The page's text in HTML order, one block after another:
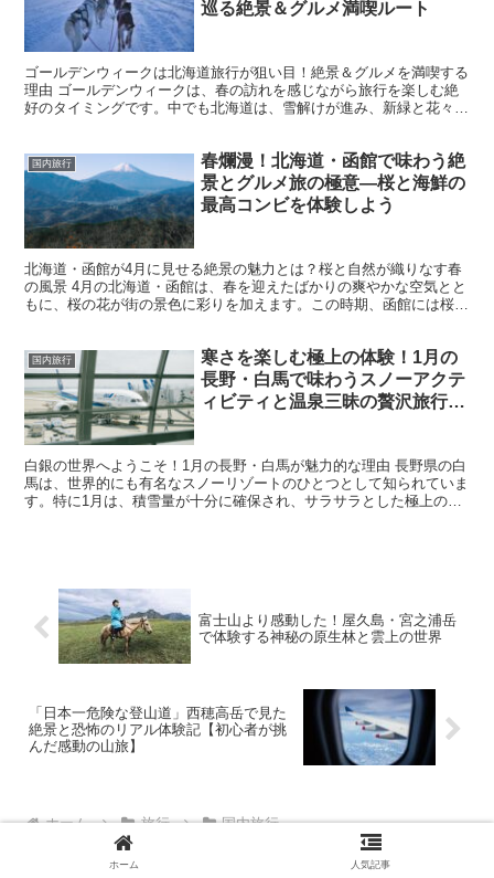
巡る絶景＆グルメ満喫ルート
ゴールデンウィークは北海道旅行が狙い目！絶景＆グルメを満喫する
理由 ゴールデンウィークは、春の訪れを感じながら旅行を楽しむ絶
好のタイミングです。中でも北海道は、雪解けが進み、新緑と花々が
国内旅行
春爛漫！北海道・函館で味わう絶
景とグルメ旅の極意—桜と海鮮の
最高コンビを体験しよう
北海道・函館が4月に見せる絶景の魅力とは？桜と自然が織りなす春
の風景 4月の北海道・函館は、春を迎えたばかりの爽やかな空気とと
もに、桜の花が街の景色に彩りを加えます。この時期、函館には桜だ
国内旅行
寒さを楽しむ極上の体験！1月の
長野・白馬で味わうスノーアクテ
ィビティと温泉三昧の贅沢旅行プ
白銀の世界へようこそ！1月の長野・白馬が魅力的な理由 長野県の白
馬は、世界的にも有名なスノーリゾートのひとつとして知られていま
す。特に1月は、積雪量が十分に確保され、サラサラとした極上のパ
富士山より感動した！屋久島・宮之浦岳
で体験する神秘の原生林と雲上の世界
「日本一危険な登山道」西穂高岳で見た
絶景と恐怖のリアル体験記【初心者が挑
んだ感動の山旅】
ホーム 旅行 国内旅行
ホーム 人気記事